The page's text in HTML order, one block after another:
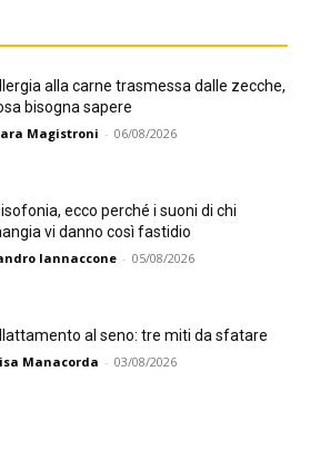
alla carne trasmessa dalle zecche,
bisogna sapere
Magistroni - 06/08/2026
ecco perché i suoni di chi
vi danno così fastidio
Iannaccone - 05/08/2026
al seno: tre miti da sfatare
Manacorda - 03/08/2026